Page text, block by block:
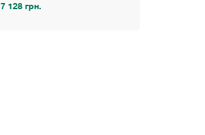
7 128 грн.